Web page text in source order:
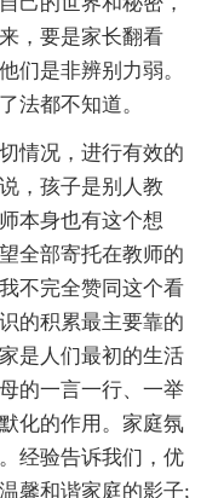
，要是家长翻看
们是非辨别力弱。
法都不知道。
情况，进行有效的
，孩子是别人教
本身也有这个想
全部寄托在教师的
不完全赞同这个看
的积累最主要靠的
是人们最初的生活
的一言一行、一举
化的作用。家庭氛
经验告诉我们，优
馨和谐家庭的影子;